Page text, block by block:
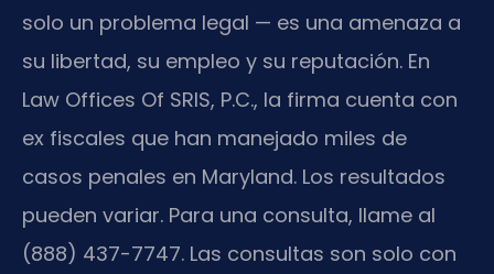
solo un problema legal — es una amenaza a
su libertad, su empleo y su reputación. En
Law Offices Of SRIS, P.C., la firma cuenta con
ex fiscales que han manejado miles de
casos penales en Maryland. Los resultados
pueden variar. Para una consulta, llame al
(888) 437-7747. Las consultas son solo con